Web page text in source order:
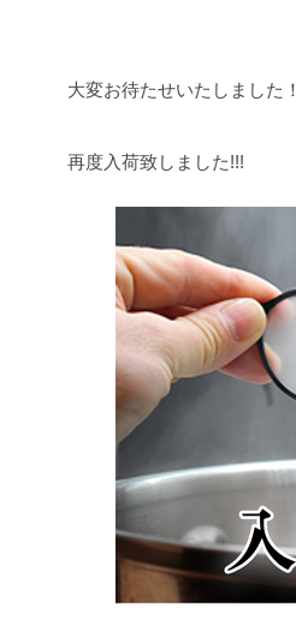
大変お待たせいたしました！
再度入荷致しました!!!